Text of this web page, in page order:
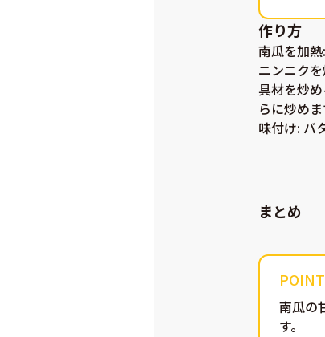
作り方
南瓜を加熱
ニンニク
具材を炒め
らに炒めま
味付け: バ
まとめ
南瓜の
す。